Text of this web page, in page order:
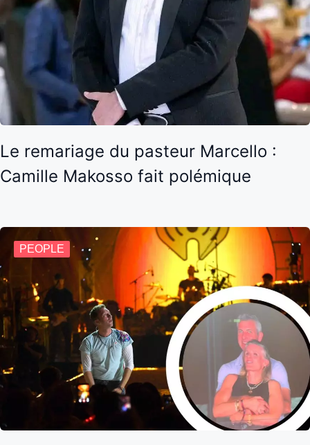
Le remariage du pasteur Marcello :
Camille Makosso fait polémique
PEOPLE